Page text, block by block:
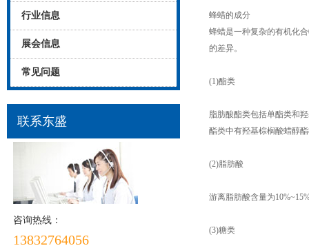
行业信息
展会信息
常见问题
联系东盛
咨询热线：
13832764056
蜂蜡的成分
蜂蜡是一种复杂的有机化
的差异。
(1)酯类
脂肪酸酯类包括单酯类和
酯类中有羟基棕榈酸蜡醇
(2)脂肪酸
游离脂肪酸含量为
(3)糖类